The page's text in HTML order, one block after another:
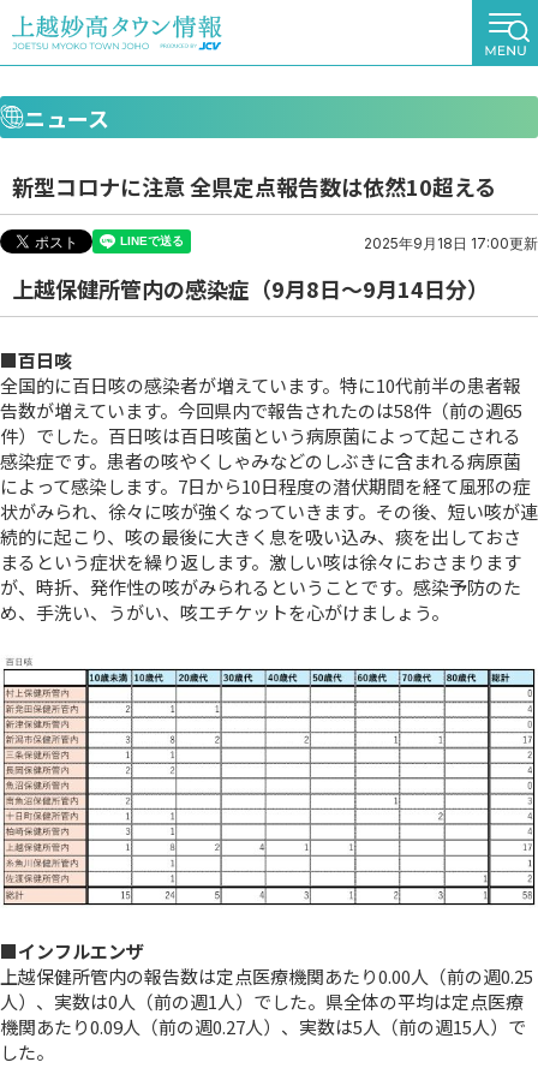
ニュース
新型コロナに注意 全県定点報告数は依然10超える
2025年9月18日 17:00更新
上越保健所管内の感染症（9月8日～9月14日分）
■百日咳
全国的に百日咳の感染者が増えています。特に10代前半の患者報
告数が増えています。今回県内で報告されたのは58件 （前の週65
件） でした。百日咳は百日咳菌という病原菌によって起こされる
感染症です。患者の咳やくしゃみなどのしぶきに含まれる病原菌
によって感染します。7日から10日程度の潜伏期間を経て風邪の症
状がみられ、徐々に咳が強くなっていきます。その後、短い咳が連
続的に起こり、咳の最後に大きく息を吸い込み、痰を出しておさ
まるという症状を繰り返します。激しい咳は徐々におさまります
が、時折、発作性の咳がみられるということです。感染予防のた
め、手洗い、うがい、咳エチケットを心がけましょう。
■インフルエンザ
上越保健所管内の報告数は定点医療機関あたり0.00人（前の週0.25
人）、実数は0人（前の週1人）でした。県全体の平均は定点医療
機関あたり0.09人（前の週0.27人）、実数は5人（前の週15人）で
した。